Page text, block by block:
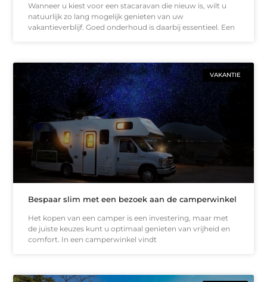
Wanneer u kiest voor een stacaravan die nieuw is, wilt u
natuurlijk zo lang mogelijk genieten van uw
vakantieverblijf. Goed onderhoud is daarbij essentieel. Een
VAKANTIE
Bespaar slim met een bezoek aan de camperwinkel
Het kopen van een camper is een investering, maar met
de juiste keuzes kunt u optimaal genieten van vrijheid en
comfort. In een camperwinkel vindt